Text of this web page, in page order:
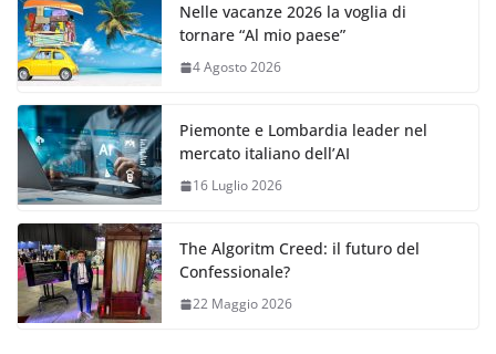
Nelle vacanze 2026 la voglia di
tornare “Al mio paese”
4 Agosto 2026
Piemonte e Lombardia leader nel
mercato italiano dell’AI
16 Luglio 2026
The Algoritm Creed: il futuro del
Confessionale?
22 Maggio 2026